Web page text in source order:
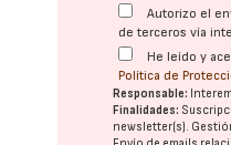
Autorizo el
de terceros vía
He leído y
Política de
Responsable:
Finalidades:
newsletter(s).